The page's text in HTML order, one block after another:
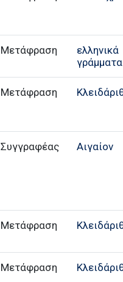
Μετάφραση
ελληνικά
γράμματα
Μετάφραση
Συγγραφέας Αιγαίον
Μετάφραση
Μετάφραση